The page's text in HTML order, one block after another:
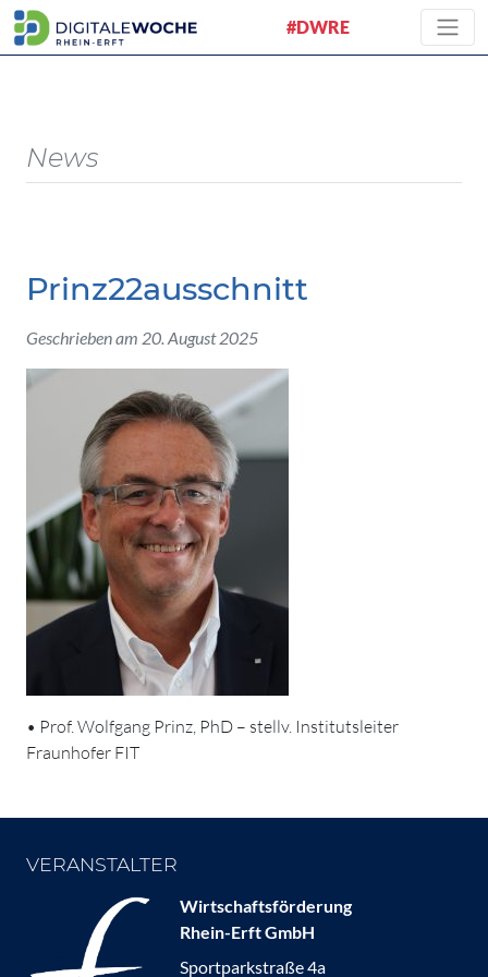
#DWRE
News
Prinz22ausschnitt
Geschrieben am 20. August 2025
• Prof. Wolfgang Prinz, PhD – stellv. Institutsleiter
Fraunhofer FIT
VERANSTALTER
Wirtschaftsförderung
Rhein-Erft GmbH
Sportparkstraße 4a